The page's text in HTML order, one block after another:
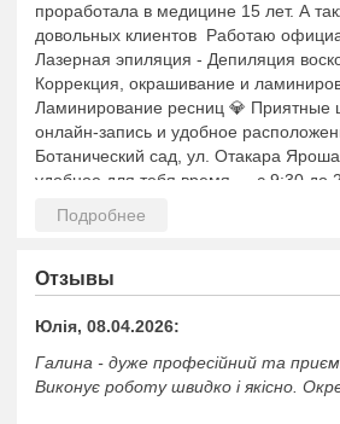
проработала в медицине 15 лет. А
довольных клиентов Работаю
Лазерная эпиляция - Депиляция
Коррекция, окрашивание и
Ламинирование ресниц 💎
онлайн-запись и удобное
Ботанический сад, ул. Отакара
удобное для тебя время — с 9:30 до
запись (сайт) — вверху рядом с
Отзывы
Юлія, 08.04.2026:
Галина - дуже професійний та
Виконує роботу швидко і якісно.